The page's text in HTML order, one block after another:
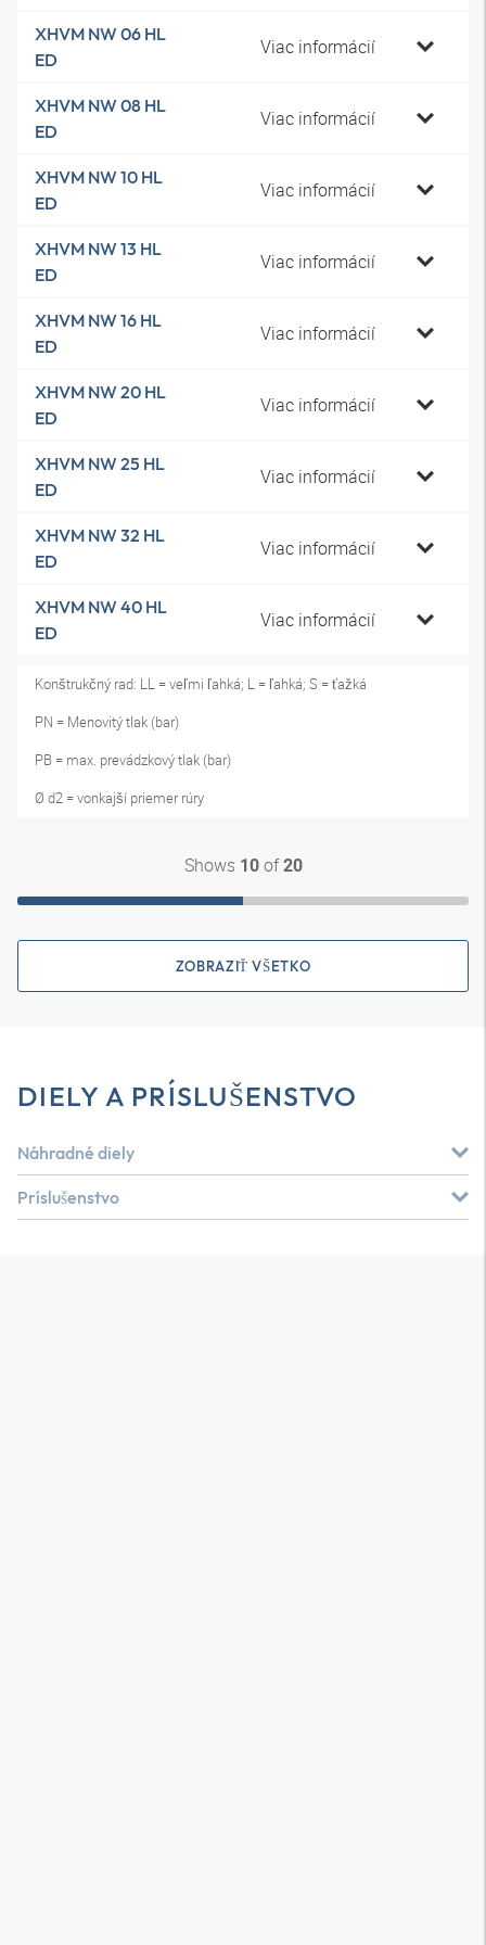
XHVM NW 06 HL
ED
Viac informácií
XHVM NW 08 HL
ED
Viac informácií
XHVM NW 10 HL
ED
Viac informácií
XHVM NW 13 HL
ED
Viac informácií
XHVM NW 16 HL
ED
Viac informácií
XHVM NW 20 HL
ED
Viac informácií
XHVM NW 25 HL
ED
Viac informácií
XHVM NW 32 HL
ED
Viac informácií
XHVM NW 40 HL
ED
Viac informácií
Konštrukčný rad: LL = veľmi ľahká; L = ľahká; S = ťažká
PN = Menovitý tlak (bar)
PB = max. prevádzkový tlak (bar)
Ø d2 = vonkajší priemer rúry
Shows 10of20
ZOBRAZIŤ VŠETKO
DIELY A PRÍSLUŠENSTVO
Náhradné diely
Príslušenstvo